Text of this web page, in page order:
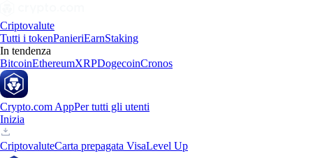
Criptovalute
Tutti i tokenPanieriEarnStaking
In tendenza
BitcoinEthereumXRPDogecoinCronos
Crypto.com AppPer tutti gli utenti
Inizia
CriptovaluteCarta prepagata VisaLevel Up